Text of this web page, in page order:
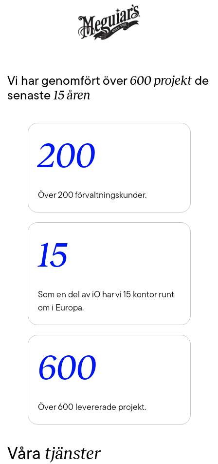
Vi har genomfört över 600 projektde
senaste15 åren
200
Över 200 förvaltningskunder.
15
Som en del av iO har vi 15 kontor runt
om i Europa.
600
Över 600 levererade projekt.
Våra tjänster